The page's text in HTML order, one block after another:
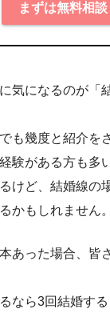
まずは無料相談
気になるのが「
も幾度と紹介を
験がある方も多
けど、結婚線の
かもしれません。
あった場合、皆
なら3回結婚す